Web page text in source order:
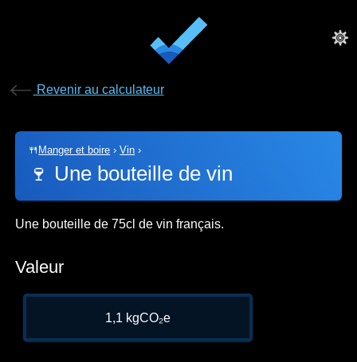
Revenir au calculateur
🍴 Manger et boire ›Vin ›
🍷 Une bouteille de vin
Une bouteille de 75cl de vin français.
Valeur
1,1 kgCO₂e